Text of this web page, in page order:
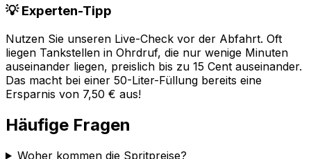
💡 Experten-Tipp
Nutzen Sie unseren Live-Check vor der Abfahrt. Oft
liegen Tankstellen in Ohrdruf, die nur wenige Minuten
auseinander liegen, preislich bis zu 15 Cent auseinander.
Das macht bei einer 50-Liter-Füllung bereits eine
Ersparnis von 7,50 € aus!
Häufige Fragen
Woher kommen die Spritpreise?